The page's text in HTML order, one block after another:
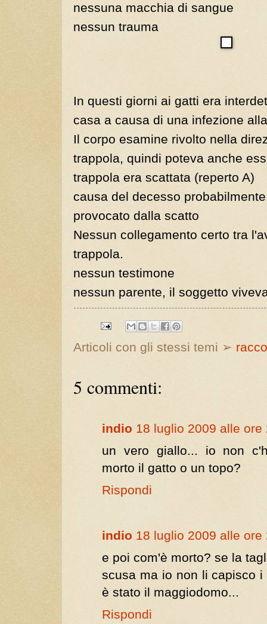
nessuna macchia di sangue
nessun trauma
In questi giorni ai gatti era
casa a causa di una infezione
Il corpo esamine rivolto nella
trappola, quindi poteva anche
trappola era scattata (reperto A)
causa del decesso
provocato dalla scatto
Nessun collegamento certo tra
trappola.
nessun testimone
nessun parente, il soggetto
Articoli con gli stessi temi ➢
5 commenti:
indio 18 luglio 2009 alle ore
un vero giallo... io non
morto il gatto o un topo?
Rispondi
indio 18 luglio 2009 alle ore
e poi com'è morto? se la
scusa ma io non li capisco
è stato il maggiodomo...
Rispondi